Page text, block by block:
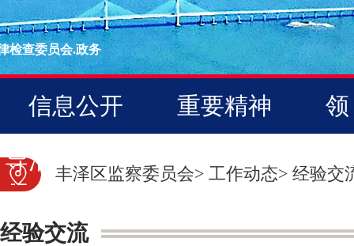
检查委员会.政务
信息公开 重要精神 领
导活动 审查调查 党纪法
规
丰泽区监察委员会> 工作动态> 经验交
经验交流